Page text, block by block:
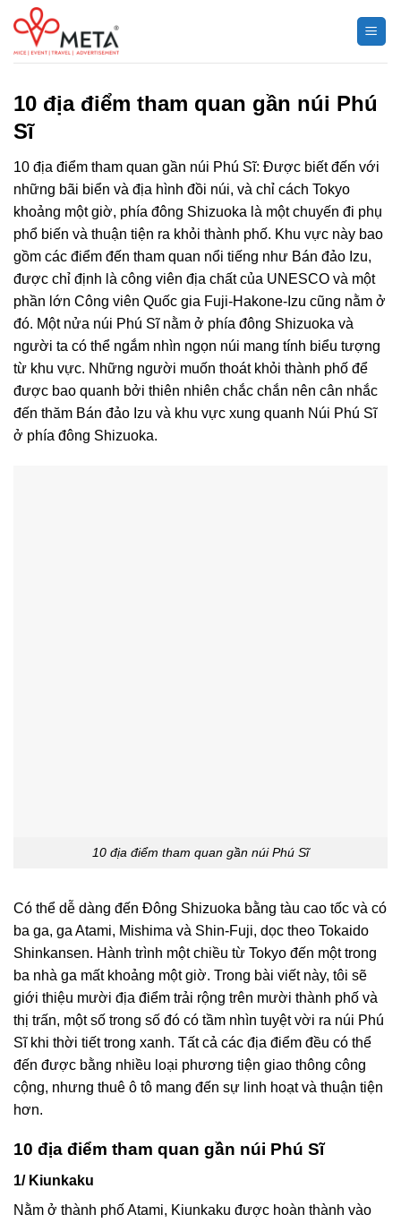
Chuyển
đến
nội
10 địa điểm tham quan gần núi Phú
Sĩ
10 địa điểm tham quan gần núi Phú Sĩ: Được biết đến với
những bãi biển và địa hình đồi núi, và chỉ cách Tokyo
khoảng một giờ, phía đông Shizuoka là một chuyến đi phụ
phổ biến và thuận tiện ra khỏi thành phố. Khu vực này bao
gồm các điểm đến tham quan nổi tiếng như Bán đảo Izu,
được chỉ định là công viên địa chất của UNESCO và một
phần lớn Công viên Quốc gia Fuji-Hakone-Izu cũng nằm ở
đó. Một nửa núi Phú Sĩ nằm ở phía đông Shizuoka và
người ta có thể ngắm nhìn ngọn núi mang tính biểu tượng
từ khu vực. Những người muốn thoát khỏi thành phố để
được bao quanh bởi thiên nhiên chắc chắn nên cân nhắc
đến thăm Bán đảo Izu và khu vực xung quanh Núi Phú Sĩ
ở phía đông Shizuoka.
10 địa điểm tham quan gần núi Phú Sĩ
Có thể dễ dàng đến Đông Shizuoka bằng tàu cao tốc và có
ba ga, ga Atami, Mishima và Shin-Fuji, dọc theo Tokaido
Shinkansen. Hành trình một chiều từ Tokyo đến một trong
ba nhà ga mất khoảng một giờ. Trong bài viết này, tôi sẽ
giới thiệu mười địa điểm trải rộng trên mười thành phố và
thị trấn, một số trong số đó có tầm nhìn tuyệt vời ra núi Phú
Sĩ khi thời tiết trong xanh. Tất cả các địa điểm đều có thể
đến được bằng nhiều loại phương tiện giao thông công
cộng, nhưng thuê ô tô mang đến sự linh hoạt và thuận tiện
hơn.
10 địa điểm tham quan gần núi Phú Sĩ
1/ Kiunkaku
Nằm ở thành phố Atami, Kiunkaku được hoàn thành vào